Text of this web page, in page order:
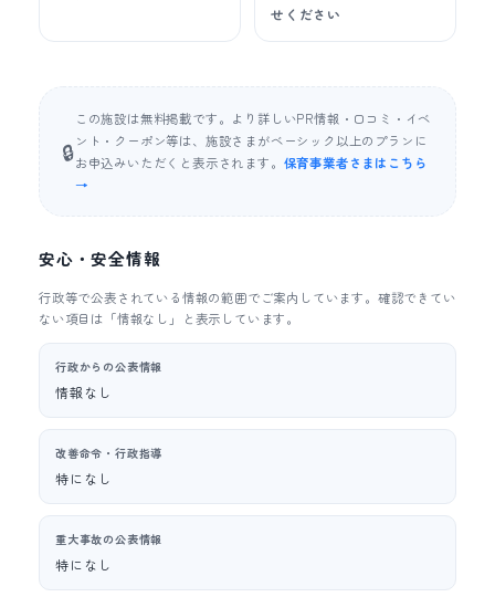
せください
🔒
この施設は無料掲載です。より詳しいPR情報・口コミ・イベ
ント・クーポン等は、施設さまがベーシック以上のプランに
お申込みいただくと表示されます。 保育事業者さまはこちら
→
安心・安全情報
行政等で公表されている情報の範囲でご案内しています。確認できてい
ない項目は「情報なし」と表示しています。
行政からの公表情報
情報なし
改善命令・行政指導
特になし
重大事故の公表情報
特になし